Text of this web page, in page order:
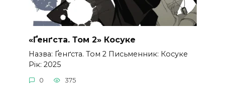
«Ґенґста. Том 2» Косуке
Назва: Ґенґста. Том 2 Письменник: Косуке
Рік: 2025
0 375